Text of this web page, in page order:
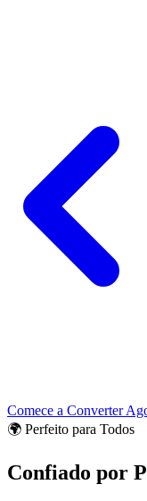
Comece a Converter
🌍 Perfeito para Todos
Confiado por